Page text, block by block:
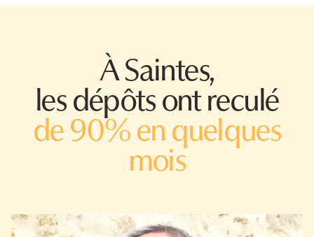
À Saintes,
les dépôts ont reculé
de 90% en quelques
mois